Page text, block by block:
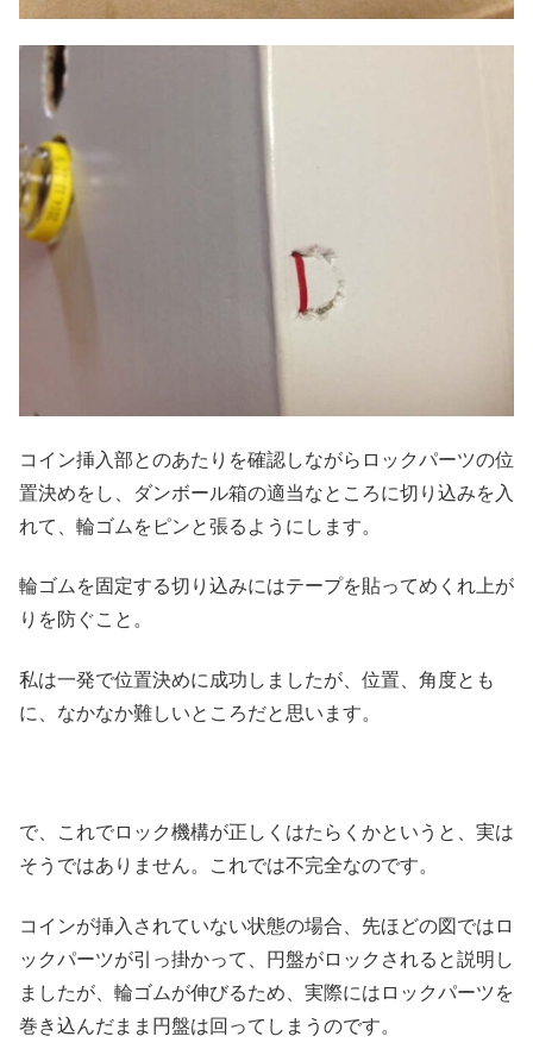
コイン挿入部とのあたりを確認しながらロックパーツの位
置決めをし、ダンボール箱の適当なところに切り込みを入
れて、輪ゴムをピンと張るようにします。
輪ゴムを固定する切り込みにはテープを貼ってめくれ上が
りを防ぐこと。
私は一発で位置決めに成功しましたが、位置、角度とも
に、なかなか難しいところだと思います。
で、これでロック機構が正しくはたらくかというと、実は
そうではありません。これでは不完全なのです。
コインが挿入されていない状態の場合、先ほどの図ではロ
ックパーツが引っ掛かって、円盤がロックされると説明し
ましたが、輪ゴムが伸びるため、実際にはロックパーツを
巻き込んだまま円盤は回ってしまうのです。